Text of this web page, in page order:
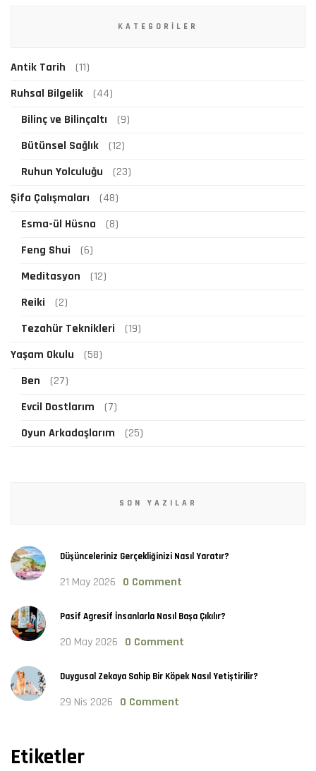
KATEGORILER
Antik Tarih
(11)
Ruhsal Bilgelik
(44)
Bilinç ve Bilinçaltı
(9)
Bütünsel Sağlık
(12)
Ruhun Yolculuğu
(23)
Şifa Çalışmaları
(48)
Esma-ül Hüsna
(8)
Feng Shui
(6)
Meditasyon
(12)
Reiki
(2)
Tezahür Teknikleri
(19)
Yaşam Okulu
(58)
Ben
(27)
Evcil Dostlarım
(7)
Oyun Arkadaşlarım
(25)
SON YAZILAR
Düşünceleriniz Gerçekliğinizi Nasıl Yaratır?
21 May 2026 0 Comment
Pasif Agresif İnsanlarla Nasıl Başa Çıkılır?
20 May 2026 0 Comment
Duygusal Zekaya Sahip Bir Köpek Nasıl Yetiştirilir?
29 Nis 2026 0 Comment
Etiketler